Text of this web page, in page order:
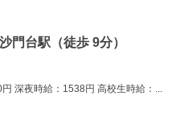
門台駅（徒歩 9分）
深夜時給：1538円 高校生時給：...